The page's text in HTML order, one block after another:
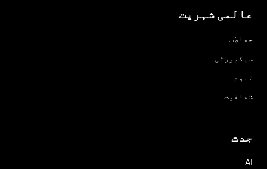
عالمی شہریت
حفاظت
سیکیورٹی
تنوع
شفافیت
جدت
AI